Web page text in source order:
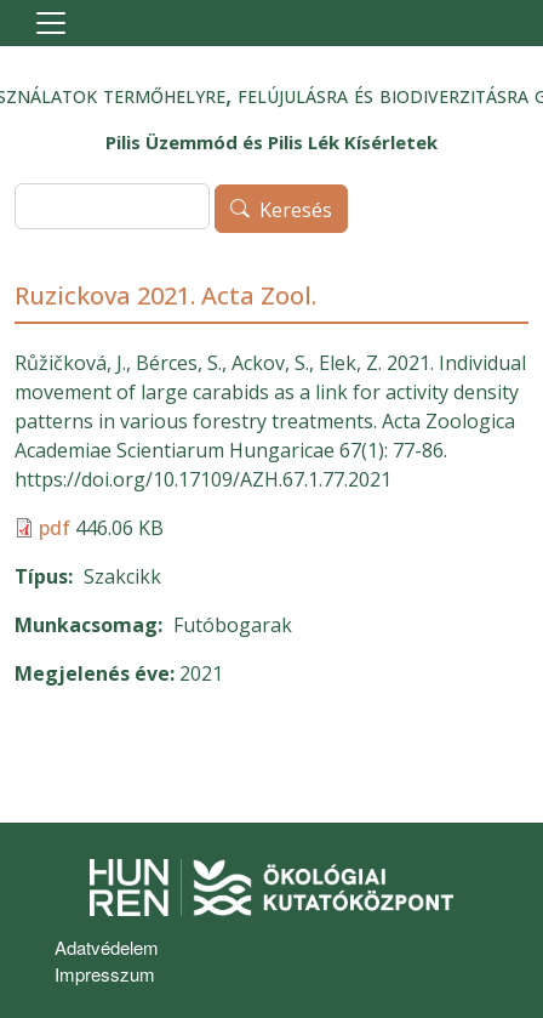
Ugrás a tartalomra
termőhelyre, felújulásra és
Pilis Üzemmód és Pilis Lék Kísérletek
Keresés
Keresés
Ruzickova 2021. Acta Zool.
Růžičková, J., Bérces, S., Ackov, S., Elek, Z. 2021. Individual
movement of large carabids as a link for activity density
patterns in various forestry treatments. Acta Zoologica
Academiae Scientiarum Hungaricae 67(1): 77-86.
https://doi.org/10.17109/AZH.67.1.77.2021
pdf 446.06 KB
Típus Szakcikk
Munkacsomag
Futóbogarak
Megjelenés éve 2021
Lábléc
Adatvédelem
Impresszum